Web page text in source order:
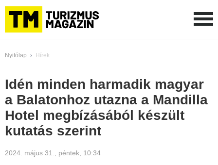
Nyitólap › Hírek
Idén minden harmadik magyar
a Balatonhoz utazna a Mandilla
Hotel megbízásából készült
kutatás szerint
2024. május 31., péntek, 10:34